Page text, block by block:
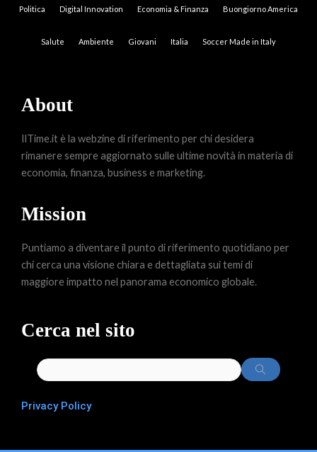
Politica Digital Innovation Economia & Finanza Buongiorno America
Salute Ambiente Giovani Italia Soccer Made in Italy
About
IlTime.it è la webzine di riferimento per chi desidera
rimanere sempre aggiornato sulle ultime novità in materia di
economia, finanza, business e marketing.
Mission
Puntiamo a diventare il punto di riferimento quotidiano per
chi cerca una visione chiara e dettagliata sui temi di
maggiore impatto nel panorama economico globale.
Cerca nel sito
Privacy Policy